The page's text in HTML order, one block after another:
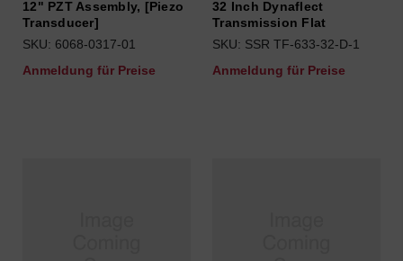
12" PZT Assembly, [Piezo
Transducer]
SKU: 6068-0317-01
Anmeldung für Preise
32 Inch Dynaflect
Transmission Flat
SKU: SSR TF-633-32-D-1
Anmeldung für Preise